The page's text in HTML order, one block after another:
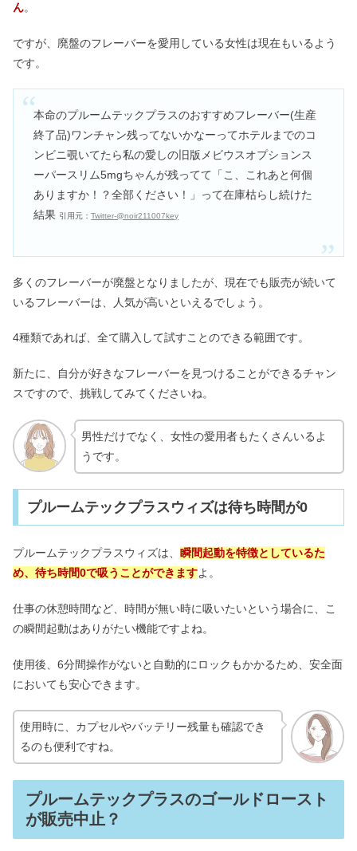
ん。
ですが、廃盤のフレーバーを愛用している女性は現在もいるよう
です。
本命のプルームテックプラスのおすすめフレーバー(生産
終了品)ワンチャン残ってないかなーってホテルまでのコ
ンビニ覗いてたら私の愛しの旧版メビウスオプションス
ーパースリム5mgちゃんが残ってて「こ、これあと何個
ありますか！？全部ください！」って在庫枯らし続けた
結果 引用元：Twitter-@noir211007key
多くのフレーバーが廃盤となりましたが、現在でも販売が続いて
いるフレーバーは、人気が高いといえるでしょう。
4種類であれば、全て購入して試すことのできる範囲です。
新たに、自分が好きなフレーバーを見つけることができるチャン
スですので、挑戦してみてくださいね。
男性だけでなく、女性の愛用者もたくさんいるよ
うです。
プルームテックプラスウィズは待ち時間が0
プルームテックプラスウィズは、 瞬間起動を特徴としているた
め、待ち時間0で吸うことができますよ。
仕事の休憩時間など、時間が無い時に吸いたいという場合に、こ
の瞬間起動はありがたい機能ですよね。
使用後、6分間操作がないと自動的にロックもかかるため、安全面
においても安心できます。
使用時に、カプセルやバッテリー残量も確認でき
るのも便利ですね。
プルームテックプラスのゴールドロースト
が販売中止？